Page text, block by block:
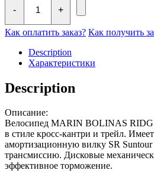
-
MARIN
RIDGE
2
29
T
(BLACK)
+
Как оплатить заказ? Как получить
Description
Характеристики
Description
Описание:
Велосипед MARIN BOLINAS
в стиле кросс-кантри и трейл.
амортизационную вилку SR
трансмиссию. Дисковые
эффективное торможение.